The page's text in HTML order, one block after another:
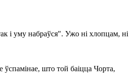
і уму набраўся". Ужо ні хлопцам, ні
ўспамінае, што той баіцца Чорта,